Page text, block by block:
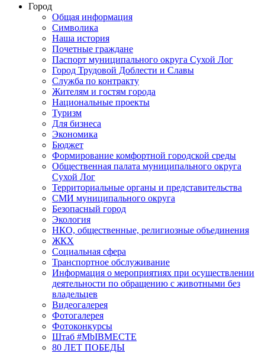
Город
Общая информация
Символика
Наша история
Почетные граждане
Паспорт муниципального округа Сухой Лог
Город Трудовой Доблести и Славы
Служба по контракту
Жителям и гостям города
Национальные проекты
Туризм
Для бизнеса
Экономика
Бюджет
Формирование комфортной городской среды
Общественная палата муниципального округа
Сухой Лог
Территориальные органы и представительства
СМИ муниципального округа
Безопасный город
Экология
НКО, общественные, религиозные объединения
ЖКХ
Социальная сфера
Транспортное обслуживание
Информация о мероприятиях при осуществлении
деятельности по обращению с животными без
владельцев
Видеогалерея
Фотогалерея
Фотоконкурсы
Штаб #MbIBMECTE
80 ЛЕТ ПОБЕДЫ